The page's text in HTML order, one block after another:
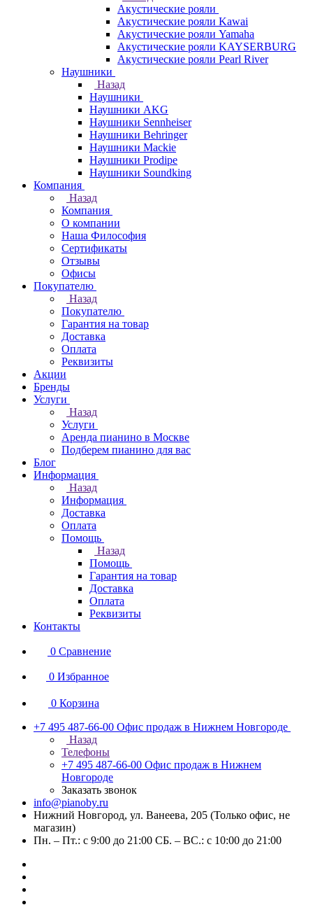
Акустические рояли
Акустические рояли Kawai
Акустические рояли Yamaha
Акустические рояли KAYSERBURG
Акустические рояли Pearl River
Наушники
Назад
Наушники
Наушники AKG
Наушники Sennheiser
Наушники Behringer
Наушники Mackie
Наушники Prodipe
Наушники Soundking
Компания
Назад
Компания
О компании
Наша Философия
Сертификаты
Отзывы
Офисы
Покупателю
Назад
Покупателю
Гарантия на товар
Доставка
Оплата
Реквизиты
Акции
Бренды
Услуги
Назад
Услуги
Аренда пианино в Москве
Подберем пианино для вас
Блог
Информация
Назад
Информация
Доставка
Оплата
Помощь
Назад
Помощь
Гарантия на товар
Доставка
Оплата
Реквизиты
Контакты
0 Сравнение
0 Избранное
0 Корзина
+7 495 487-66-00 Офис продаж в Нижнем Новгороде
Назад
Телефоны
+7 495 487-66-00 Офис продаж в Нижнем
Новгороде
Заказать звонок
info@pianoby.ru
Нижний Новгород, ул. Ванеева, 205 (Только офис, не
магазин)
Пн. – Пт.: с 9:00 до 21:00 СБ. – ВС.: с 10:00 до 21:00